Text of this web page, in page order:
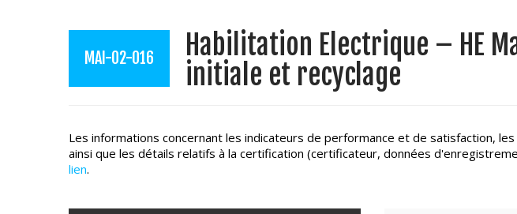
MAI-02-016
Habilitation Electrique – HE
initiale et recyclage
Les informations concernant les indicateurs de performance et de satisfaction,
ainsi que les détails relatifs à la certification (certificateur, données
lien.